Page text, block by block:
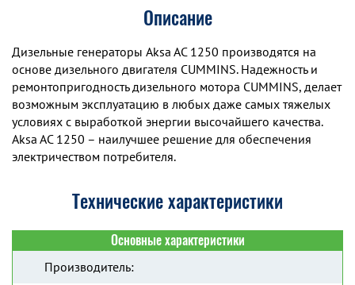
Описание
Дизельные генераторы Aksa AC 1250 производятся на
основе дизельного двигателя CUMMINS. Надежность и
ремонтопригодность дизельного мотора CUMMINS, делает
возможным эксплуатацию в любых даже самых тяжелых
условиях с выработкой энергии высочайшего качества.
Aksa AC 1250 – наилучшее решение для обеспечения
электричеством потребителя.
Технические характеристики
Основные характеристики
Производитель: